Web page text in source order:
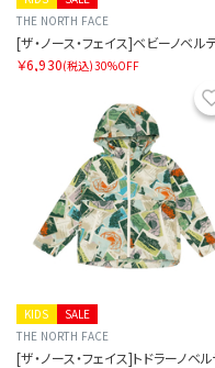
THE NORTH FACE
￥6,930(税込)30%OFF
SALE
KIDS
THE NORTH FACE